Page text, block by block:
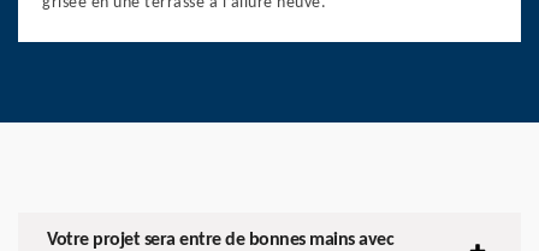
Votre projet sera entre de bonnes mains avec